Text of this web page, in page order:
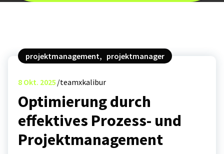
projektmanagement, projektmanager
8 Okt. 2025 teamxkalibur
Optimierung durch
effektives Prozess- und
Projektmanagement